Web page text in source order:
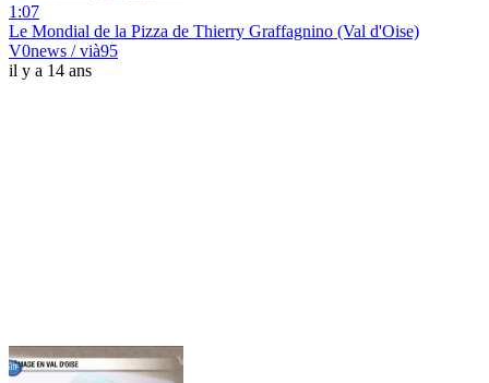
1:07
Le Mondial de la Pizza de Thierry Graffagnino (Val d'Oise)
V0news / vià95
il y a 14 ans